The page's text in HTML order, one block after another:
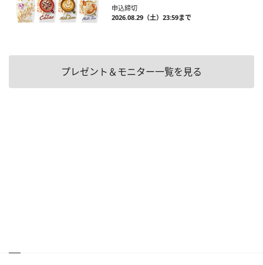
申込締切
2026.08.29（土）23:59まで
プレゼント＆モニター一覧を見る